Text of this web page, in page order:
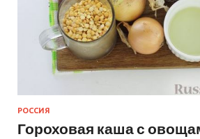
РОССИЯ
Гороховая каша с